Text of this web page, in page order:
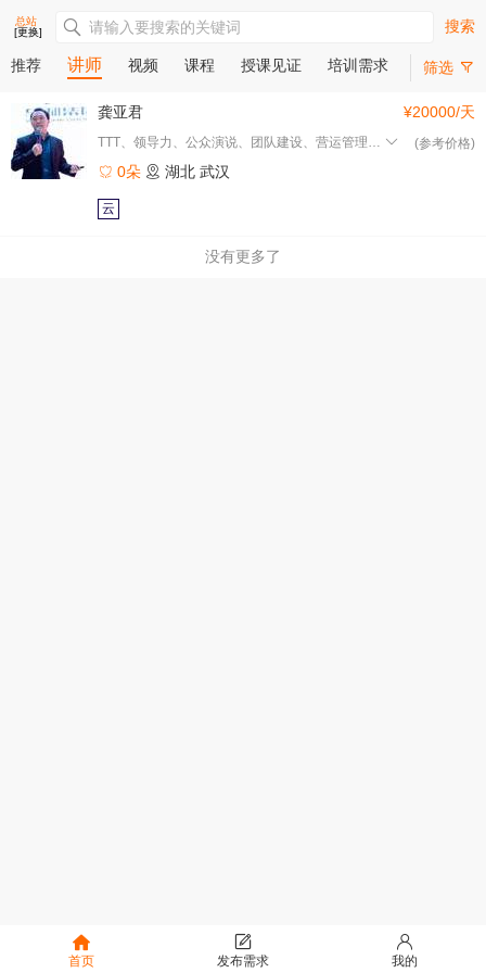
总站
[更换]
搜索
筛选
推荐 讲师 视频 课程 授课见证 培训需求
龚亚君
TTT、领导力、公众演说、团队建设、营运管理、招商会、金牌店
0朵 湖北 武汉
¥20000/天
(参考价格)
云
没有更多了
首页 发布需求 我的